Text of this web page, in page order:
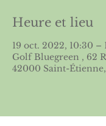
Heure et lieu
19 oct. 2022, 10:30 –
Golf Bluegreen , 62
42000 Saint-